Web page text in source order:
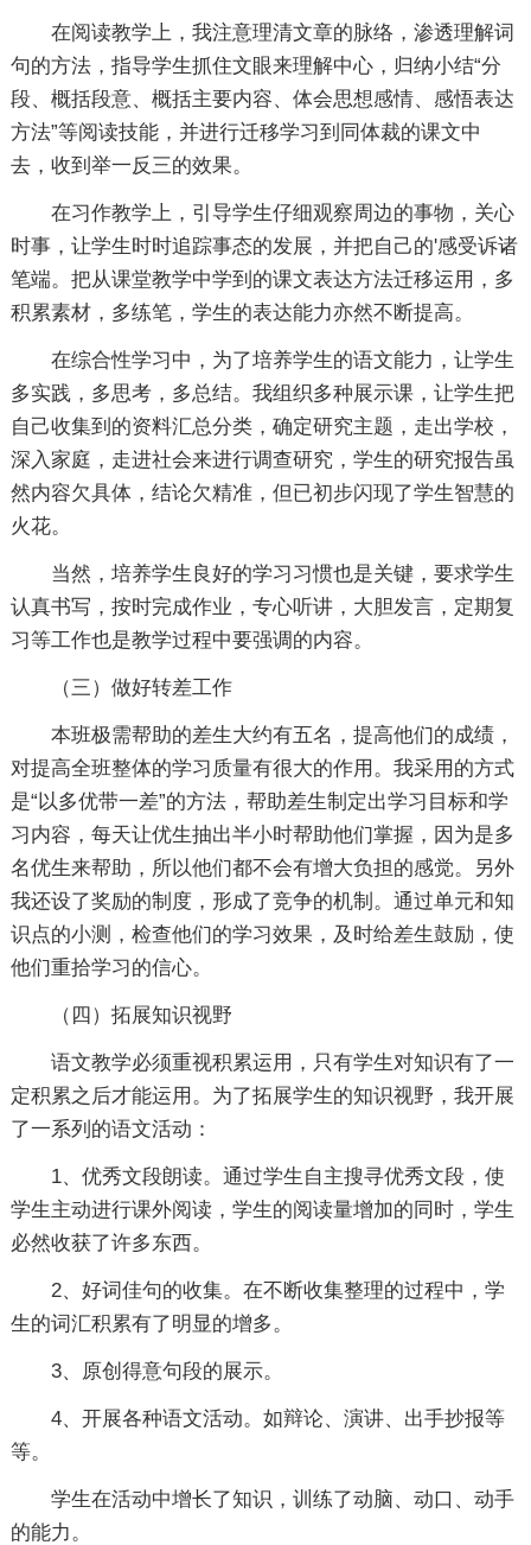
在阅读教学上，我注意理清文章的脉络，渗透理解词
句的方法，指导学生抓住文眼来理解中心，归纳小结“分
段、概括段意、概括主要内容、体会思想感情、感悟表达
方法”等阅读技能，并进行迁移学习到同体裁的课文中
去，收到举一反三的效果。
在习作教学上，引导学生仔细观察周边的事物，关心
时事，让学生时时追踪事态的发展，并把自己的'感受诉诸
笔端。把从课堂教学中学到的课文表达方法迁移运用，多
积累素材，多练笔，学生的表达能力亦然不断提高。
在综合性学习中，为了培养学生的语文能力，让学生
多实践，多思考，多总结。我组织多种展示课，让学生把
自己收集到的资料汇总分类，确定研究主题，走出学校，
深入家庭，走进社会来进行调查研究，学生的研究报告虽
然内容欠具体，结论欠精准，但已初步闪现了学生智慧的
火花。
当然，培养学生良好的学习习惯也是关键，要求学生
认真书写，按时完成作业，专心听讲，大胆发言，定期复
习等工作也是教学过程中要强调的内容。
（三）做好转差工作
本班极需帮助的差生大约有五名，提高他们的成绩，
对提高全班整体的学习质量有很大的作用。我采用的方式
是“以多优带一差”的方法，帮助差生制定出学习目标和学
习内容，每天让优生抽出半小时帮助他们掌握，因为是多
名优生来帮助，所以他们都不会有增大负担的感觉。另外
我还设了奖励的制度，形成了竞争的机制。通过单元和知
识点的小测，检查他们的学习效果，及时给差生鼓励，使
他们重拾学习的信心。
（四）拓展知识视野
语文教学必须重视积累运用，只有学生对知识有了一
定积累之后才能运用。为了拓展学生的知识视野，我开展
了一系列的语文活动：
1、优秀文段朗读。通过学生自主搜寻优秀文段，使
学生主动进行课外阅读，学生的阅读量增加的同时，学生
必然收获了许多东西。
2、好词佳句的收集。在不断收集整理的过程中，学
生的词汇积累有了明显的增多。
3、原创得意句段的展示。
4、开展各种语文活动。如辩论、演讲、出手抄报等
等。
学生在活动中增长了知识，训练了动脑、动口、动手
的能力。